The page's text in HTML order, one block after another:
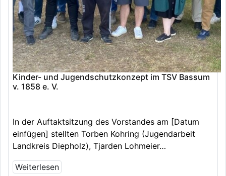
Kinder- und Jugendschutzkonzept im TSV Bassum
v. 1858 e. V.
In der Auftaktsitzung des Vorstandes am [Datum
einfügen] stellten Torben Kohring (Jugendarbeit
Landkreis Diepholz), Tjarden Lohmeier…
Weiterlesen